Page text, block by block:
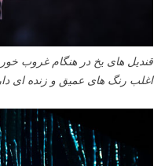
قندیل های یخ در هنگام غروب
اغلب رنگ های عمیق و زنده ای